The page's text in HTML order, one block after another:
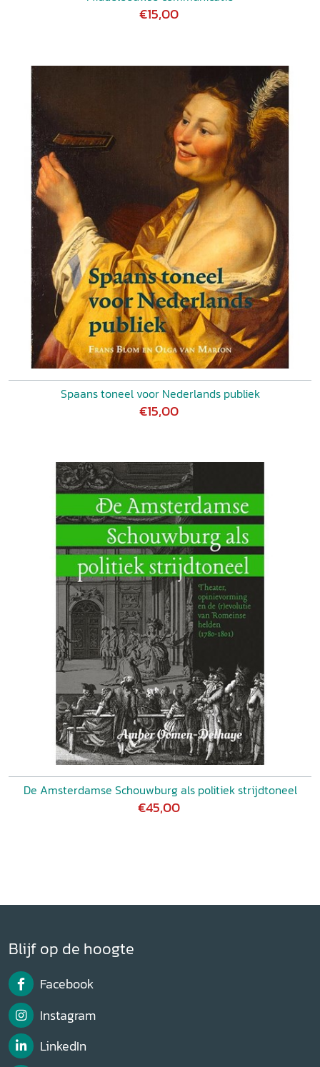
€15,00
Spaans toneel voor Nederlands publiek
€15,00
De Amsterdamse Schouwburg als politiek strijdtoneel
€45,00
Blijf op de hoogte
Facebook
Instagram
LinkedIn